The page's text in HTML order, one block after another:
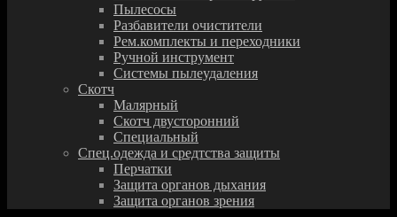
Пылесосы
Разбавители очистители
Рем.комплекты и переходники
Ручной инструмент
Системы пылеудаления
Скотч
Малярный
Скотч двусторонний
Специальный
Спец.одежда и средтства защиты
Перчатки
Защита органов дыхания
Защита органов зрения